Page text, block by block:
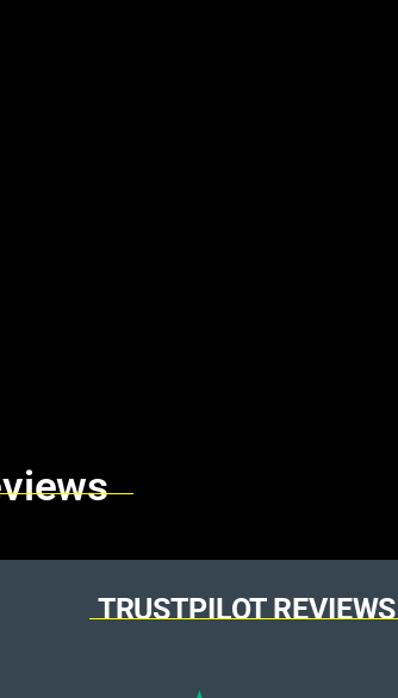
TRUSTPILOT REVIEWS